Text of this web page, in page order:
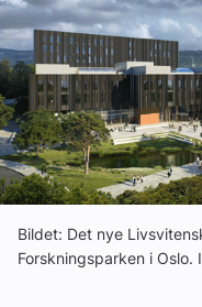
Tips oss
Ledige stillinger
eBlad
Aktivitetskalender
Bildet: Det nye
Forskningsparken i